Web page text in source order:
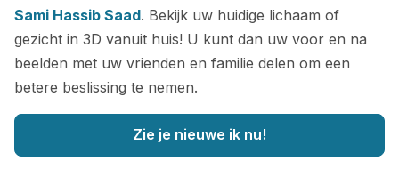
Sami Hassib Saad. Bekijk uw huidige lichaam of
gezicht in 3D vanuit huis! U kunt dan uw voor en na
beelden met uw vrienden en familie delen om een
betere beslissing te nemen.
Zie je nieuwe ik nu!